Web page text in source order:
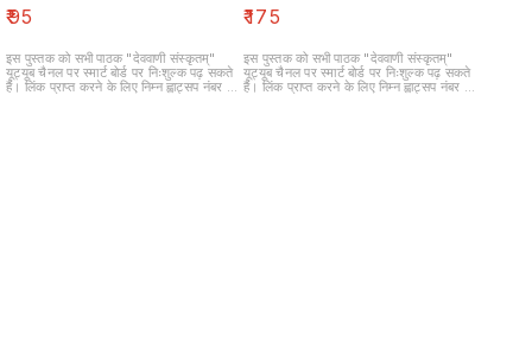
₹95
इस पुस्तक को सभी पाठक "देववाणी संस्कृतम्"
यूट्यूब चैनल पर स्मार्ट बोर्ड पर निःशुल्क पढ़ सकते
हैं। लिंक प्राप्त करने के लिए निम्न ह्वाट्सप नंबर पर
₹175
इस पुस्तक को सभी पाठक "देववाणी संस्कृतम्"
यूट्यूब चैनल पर स्मार्ट बोर्ड पर निःशुल्क पढ़ सकते
हैं। लिंक प्राप्त करने के लिए निम्न ह्वाट्सप नंबर पर